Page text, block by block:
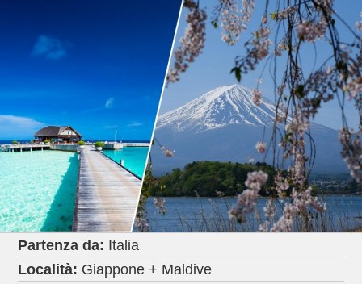
Partenza da: Italia
Località: Giappone + Maldive